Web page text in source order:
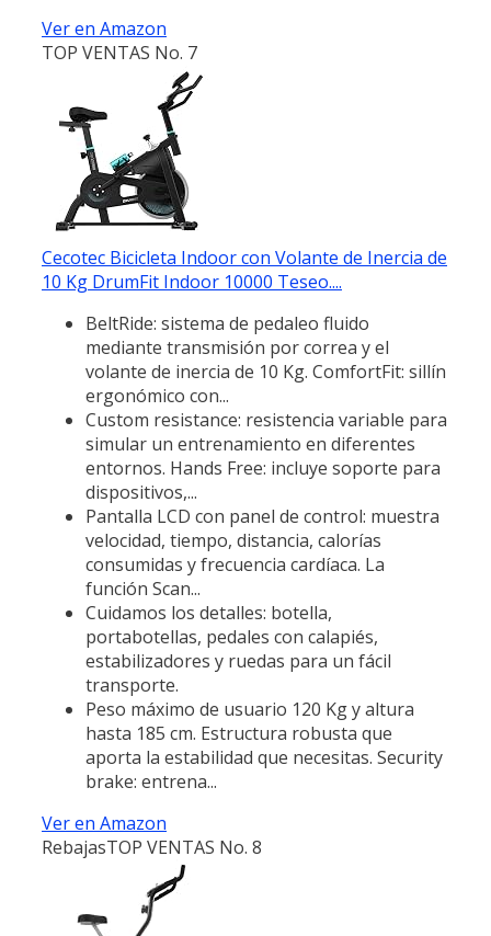
Ver en Amazon
TOP VENTAS No. 7
Cecotec Bicicleta Indoor con Volante de Inercia de
10 Kg DrumFit Indoor 10000 Teseo....
BeltRide: sistema de pedaleo fluido
mediante transmisión por correa y el
volante de inercia de 10 Kg. ComfortFit: sillín
ergonómico con...
Custom resistance: resistencia variable para
simular un entrenamiento en diferentes
entornos. Hands Free: incluye soporte para
dispositivos,...
Pantalla LCD con panel de control: muestra
velocidad, tiempo, distancia, calorías
consumidas y frecuencia cardíaca. La
función Scan...
Cuidamos los detalles: botella,
portabotellas, pedales con calapiés,
estabilizadores y ruedas para un fácil
transporte.
Peso máximo de usuario 120 Kg y altura
hasta 185 cm. Estructura robusta que
aporta la estabilidad que necesitas. Security
brake: entrena...
Ver en Amazon
RebajasTOP VENTAS No. 8